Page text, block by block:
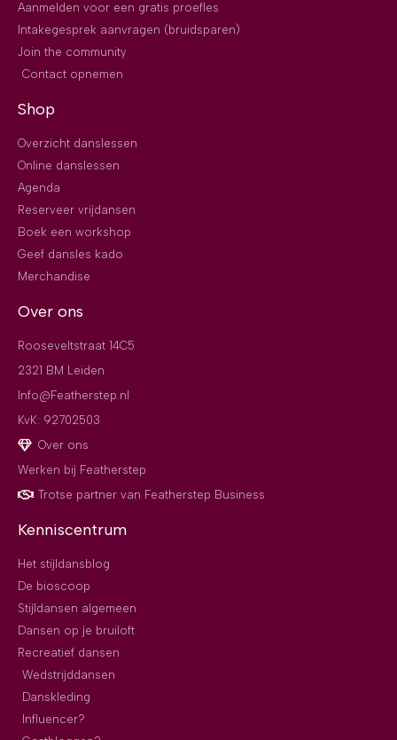
Aanmelden voor een gratis proefles
Intakegesprek aanvragen (bruidsparen)
Join the community
Contact opnemen
Shop
Overzicht danslessen
Online danslessen
Agenda
Reserveer vrijdansen
Boek een workshop
Geef dansles kado
Merchandise
Over ons
Rooseveltstraat 14C5
2321 BM Leiden
Info@Featherstep.nl
KvK: 92702503
Over ons
Werken bij Featherstep
Trotse partner van Featherstep Business
Kenniscentrum
Het stijldansblog
De bioscoop
Stijldansen algemeen
Dansen op je bruiloft
Recreatief dansen
Wedstrijddansen
Danskleding
Influencer?